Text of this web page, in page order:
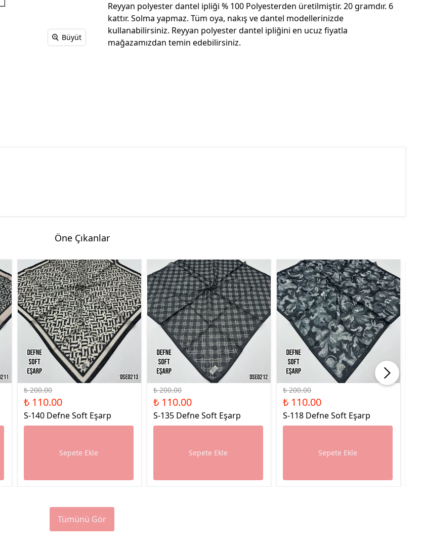
Büyüt
Reyyan polyester dantel ipliği % 100 Polyesterden üretilmiştir. 20 gramdır. 6
kattır. Solma yapmaz. Tüm oya, nakış ve dantel modellerinizde
kullanabilirsiniz. Reyyan polyester dantel ipliğini en ucuz fiyatla
mağazamızdan temin edebilirsiniz.
Öne Çıkanlar
%45 İndirim
₺ 200.00
₺ 110.00
S-140 Defne Soft Eşarp
Sepete Ekle
%45 İndirim
₺ 200.00
₺ 110.00
S-135 Defne Soft Eşarp
Sepete Ekle
%45 İndirim
₺ 200.00
₺ 110.00
S-118 Defne Soft Eşarp
Sepete Ekle
Tümünü Gör